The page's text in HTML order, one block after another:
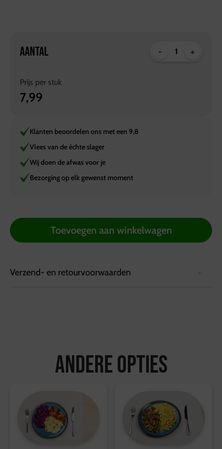
AANTAL - +
Prijs per stuk
7,99
Klanten beoordelen ons met een 9,8
Vlees van de échte slager
Wij doen de afwas voor je
Bezorging op elk gewenst moment
Toevoegen aan winkelwagen
Verzend- en retourvoorwaarden
Ophalen kan bij de vestiging in Hattemerbroek, van
maandag tot en met zaterdag tussen 10:00 en 17:00
Retourvoorwaarden:
Herroepingsrecht geldt niet voor etenswaren.
Voor overige producten geldt een retourtermijn van 14
dagen, waarbij de volledige kosten worden vergoed.
Andere opties